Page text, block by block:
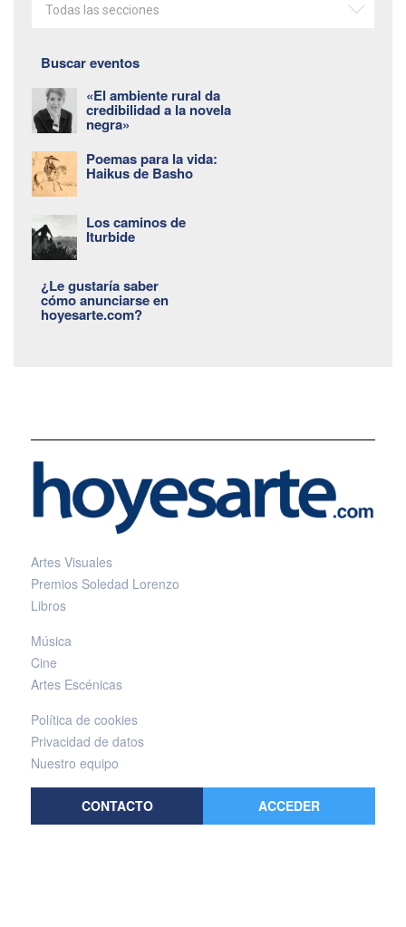
Todas las secciones
Buscar eventos
«El ambiente rural da
credibilidad a la novela
negra»
Poemas para la vida:
Haikus de Basho
Los caminos de
Iturbide
¿Le gustaría saber
cómo anunciarse en
hoyesarte.com?
Artes Visuales
Premios Soledad Lorenzo
Libros
Música
Cine
Artes Escénicas
Política de cookies
Privacidad de datos
Nuestro equipo
CONTACTO ACCEDER